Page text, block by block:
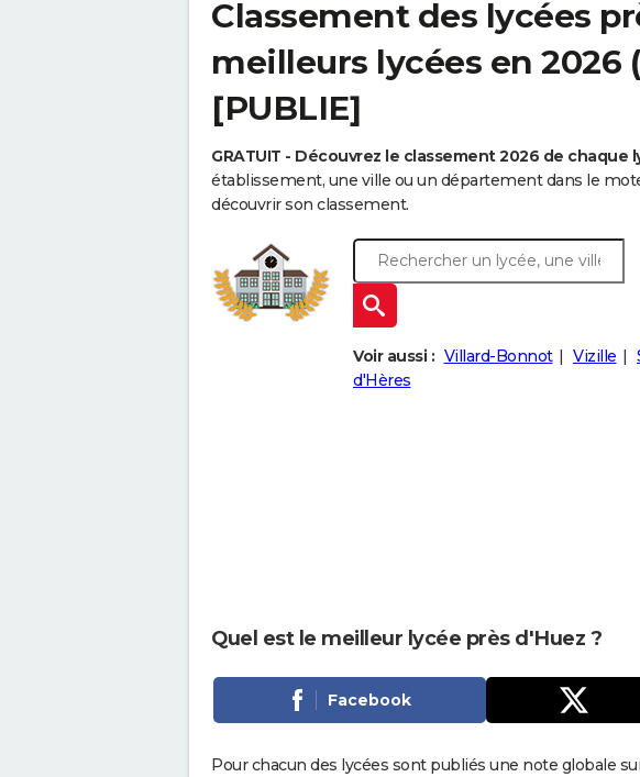
Classement des lycées
meilleurs lycées en 2026
[PUBLIE]
GRATUIT - Découvrez le classement 2026 de chaque
établissement, une ville ou un département dans le
découvrir son classement.
Voir aussi : Villard-Bonnot Vizille
d'Hères
Quel est le meilleur lycée près d'Huez ?
Facebook
Pour chacun des lycées sont publiés une note globale